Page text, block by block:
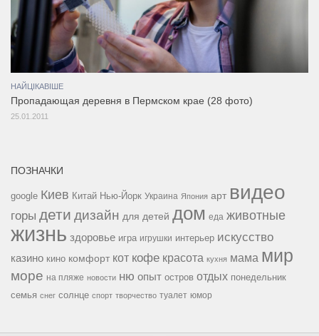
НАЙЦІКАВІШЕ
Пропадающая деревня в Пермском крае (28 фото)
25.01.2011
ПОЗНАЧКИ
google Киев Китай Нью-Йорк Украина Япония арт видео
горы дети дизайн для детей дом еда животные
жизнь здоровье игра игрушки интерьер искусство
казино кино комфорт кот кофе красота кухня мама мир
море на пляже новости ню опыт остров отдых понедельник
семья снег солнце спорт творчество туалет юмор